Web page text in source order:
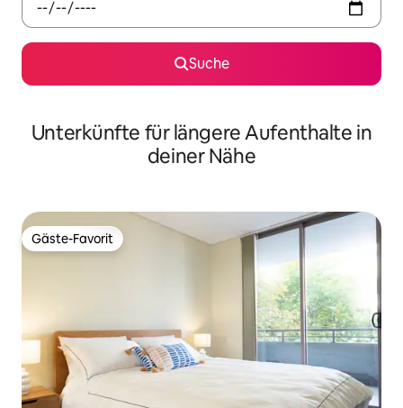
Suche
Unterkünfte für längere Aufenthalte in
deiner Nähe
Gäste-Favorit
Gäste-Favorit